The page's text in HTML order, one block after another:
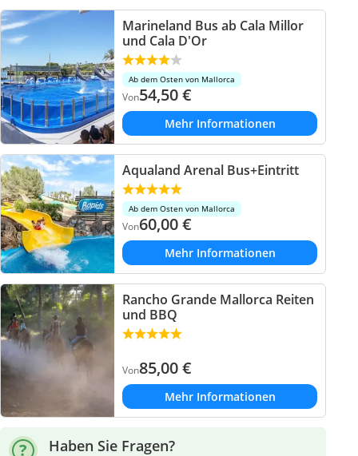
Marineland Bus ab Cala Millor
und Cala D'Or
Ab dem Osten von Mallorca
Von54,50€
Mehr Informationen
Aqualand Arenal Bus+Eintritt
Ab dem Osten von Mallorca
Von60,00€
Mehr Informationen
Rancho Grande Mallorca Reiten
und BBQ
Von85,00€
Mehr Informationen
Haben Sie Fragen?